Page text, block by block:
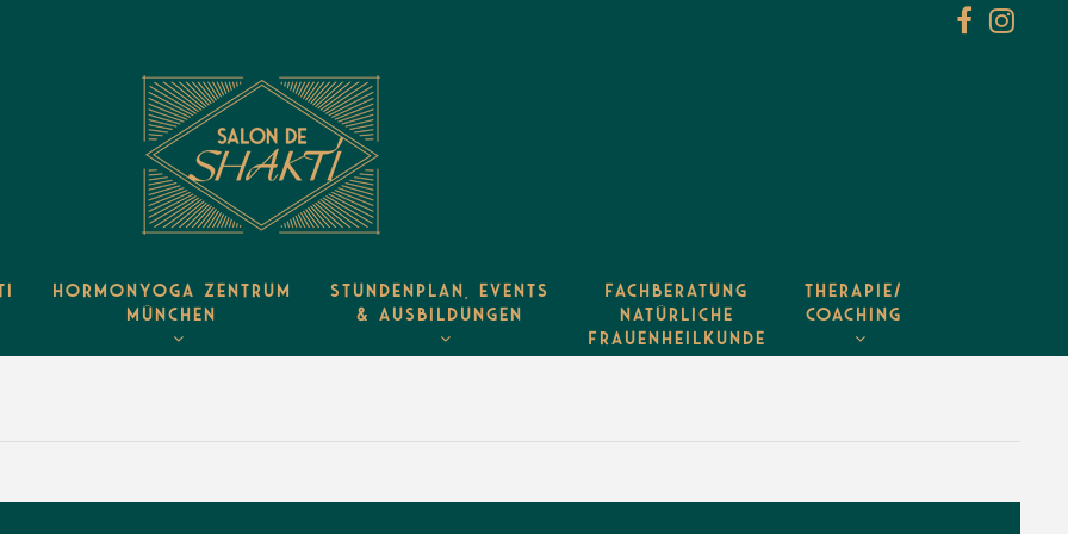
HORMONYOGA ZENTRUM
MÜNCHEN
STUNDENPLAN, EVENTS
& AUSBILDUNGEN
FACHBERATUNG
NATÜRLICHE
FRAUENHEILKUNDE
THERAPIE/
COACHING